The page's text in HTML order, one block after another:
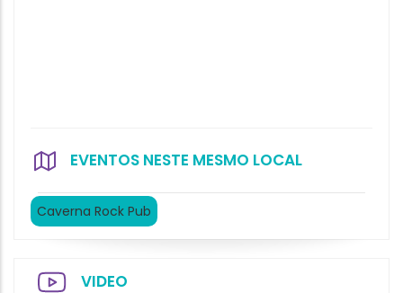
EVENTOS NESTE MESMO LOCAL
Caverna Rock Pub
VIDEO